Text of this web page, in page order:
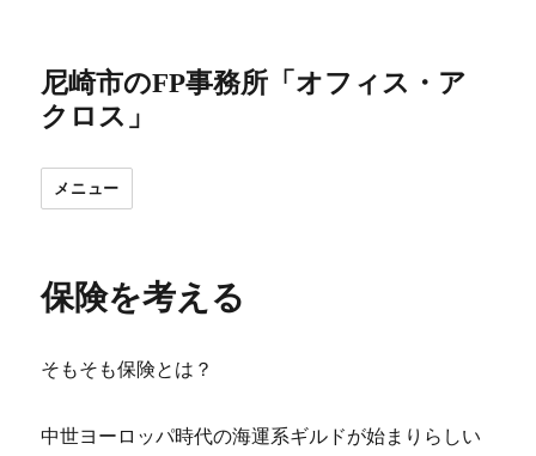
尼崎市のFP事務所「オフィス・ア
クロス」
メニュー
保険を考える
そもそも保険とは？
中世ヨーロッパ時代の海運系ギルドが始まりらしい